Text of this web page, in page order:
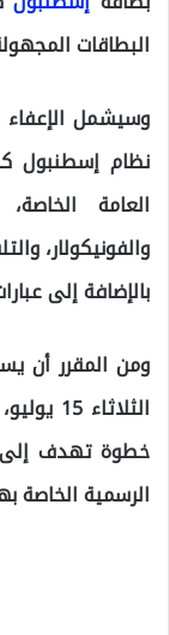
البطاقات
وسيشمل الإعفاء
العامة
والفونيكولار،
بالإضافة إلى
ومن المقرر أن
خطوة تهدف إلى
الرسمية الخاصة